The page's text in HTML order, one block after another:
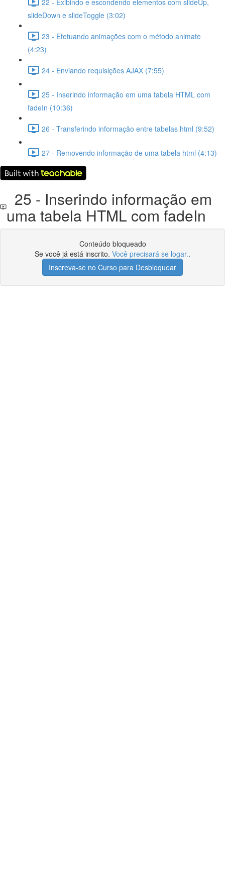
slideDown e slideToggle (3:02)
23 - Efetuando animações com o método animate
(4:23)
24 - Enviando requisições AJAX (7:55)
25 - Inserindo informação em uma tabela HTML com
fadeIn (10:36)
26 - Transferindo informação entre tabelas html (9:52)
27 - Removendo informação de uma tabela html (4:13)
25 - Inserindo informação em
uma tabela HTML com fadeIn
Conteúdo bloqueado
Se você já está inscrito. Você precisará se logar..
Inscreva-se no Curso para Desbloquear